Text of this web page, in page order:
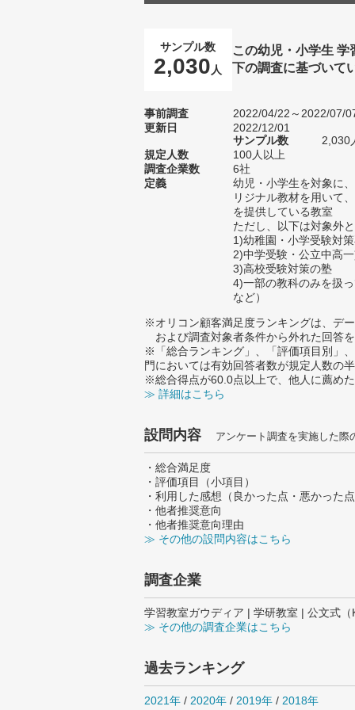
サンプル数
2,030 人
この幼児・小学生
下の調査に基づいて
事前調査
2022/04/22～2022/07/
更新日
2022/12/01
サンプル数
2,030
規定人数
100人以上
調査企業数
6社
定義
幼児・小学生を対象に
リジナル教材を用いて
を提供している教室
ただし、以下は対象外
1)幼稚園・小学受験対
2)中学受験・公立中高
3)高校受験対策の塾
4)一部の教科のみを扱
など）
※オリコン顧客満足度ランキングは、デ
および調査対象者条件から外れた回答
※「総合ランキング」、「評価項目別」
門においては有効回答者数が規定人数の
※総合得点が60.0点以上で、他人に薦め
≫ 詳細はこちら
設問内容 アンケート調査を実施した際
・総合満足度
・評価項目（小項目）
・利用した感想（良かった点・悪かった
・他者推奨意向
・他者推奨意向理由
≫ その他の設問内容はこちら
調査企業
学習教室ガウディア | 学研教室 | 公文式
≫ その他の調査企業はこちら
過去ランキング
2021年 / 2020年 / 2019年 / 2018年